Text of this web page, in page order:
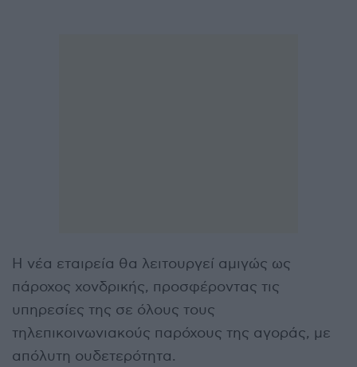
Η νέα εταιρεία θα λειτουργεί αμιγώς ως
πάροχος χονδρικής, προσφέροντας τις
υπηρεσίες της σε όλους τους
τηλεπικοινωνιακούς παρόχους της αγοράς, με
απόλυτη ουδετερότητα.